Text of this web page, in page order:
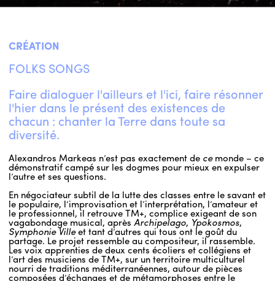
CRÉATION
FOLKS SONGS
Faire dialoguer l'ailleurs et l'ici, faire résonner
l'hier dans le présent des existences de
chacun : chanter la Terre dans toute sa
diversité.
Alexandros Markeas n’est pas exactement de cemonde – ce
démonstratif campé sur les dogmes pour mieux en expulser
l’autre et ses questions.
En négociateur subtil de la lutte des classes entre le savant et
le populaire, l’improvisation et l’interprétation, l’amateur et
le professionnel, il retrouve TM+, complice exigeant de son
vagabondage musical, après Archipelago, Ypokosmos,
Symphonie Villeet tant d’autres qui tous ont le goût du
partage. Le projet ressemble au compositeur, il rassemble.
Les voix apprenties de deux cents écoliers et collégiens et
l’art des musiciens de TM+, sur un territoire multiculturel
nourri de traditions méditerranéennes, autour de pièces
composées d’échanges et de métamorphoses entre le